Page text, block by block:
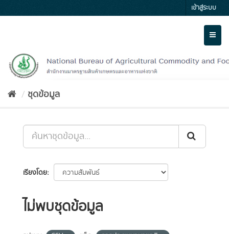
to
เข้าสู่ระบบ
ชุดข้อมูล
เรียงโดย
ไม่พบชุดข้อมูล